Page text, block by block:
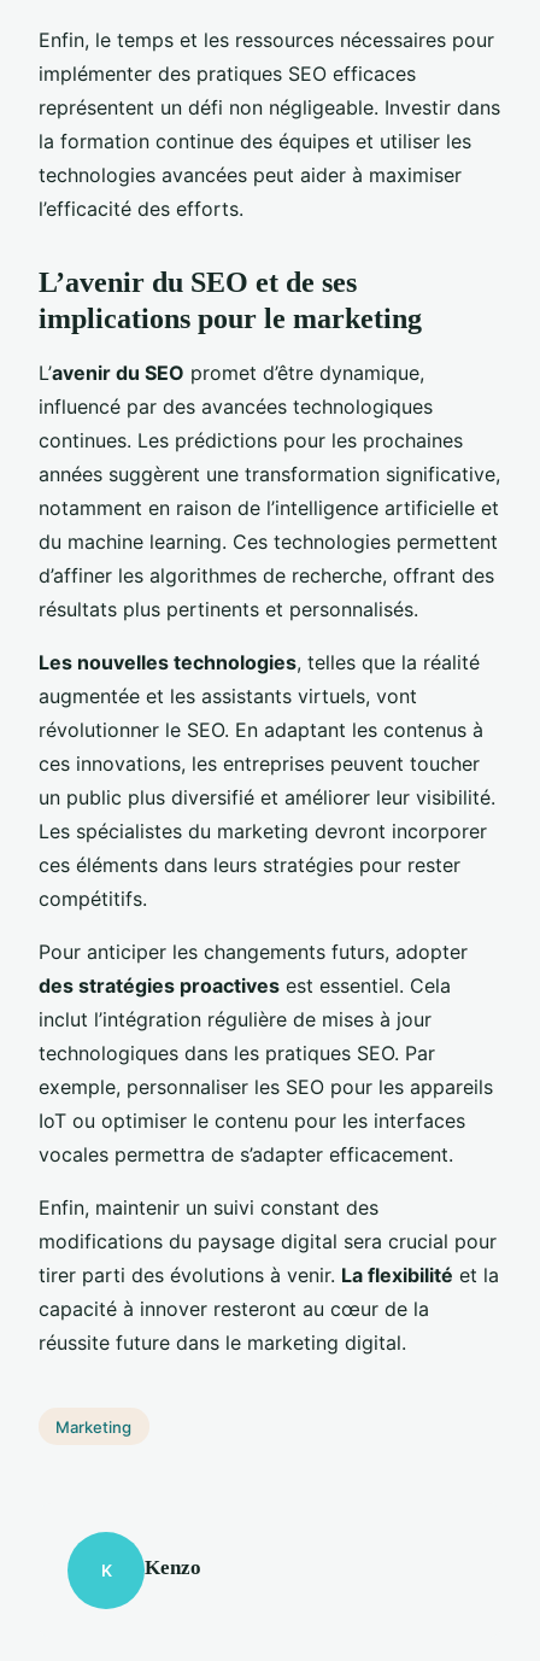
Enfin, le temps et les ressources nécessaires pour
implémenter des pratiques SEO efficaces
représentent un défi non négligeable. Investir dans
la formation continue des équipes et utiliser les
technologies avancées peut aider à maximiser
l’efficacité des efforts.
L’avenir du SEO et de ses
implications pour le marketing
L’avenir du SEO promet d’être dynamique,
influencé par des avancées technologiques
continues. Les prédictions pour les prochaines
années suggèrent une transformation significative,
notamment en raison de l’intelligence artificielle et
du machine learning. Ces technologies permettent
d’affiner les algorithmes de recherche, offrant des
résultats plus pertinents et personnalisés.
Les nouvelles technologies, telles que la réalité
augmentée et les assistants virtuels, vont
révolutionner le SEO. En adaptant les contenus à
ces innovations, les entreprises peuvent toucher
un public plus diversifié et améliorer leur visibilité.
Les spécialistes du marketing devront incorporer
ces éléments dans leurs stratégies pour rester
compétitifs.
Pour anticiper les changements futurs, adopter
des stratégies proactives est essentiel. Cela
inclut l’intégration régulière de mises à jour
technologiques dans les pratiques SEO. Par
exemple, personnaliser les SEO pour les appareils
IoT ou optimiser le contenu pour les interfaces
vocales permettra de s’adapter efficacement.
Enfin, maintenir un suivi constant des
modifications du paysage digital sera crucial pour
tirer parti des évolutions à venir. La flexibilité et la
capacité à innover resteront au cœur de la
réussite future dans le marketing digital.
Marketing
K Kenzo